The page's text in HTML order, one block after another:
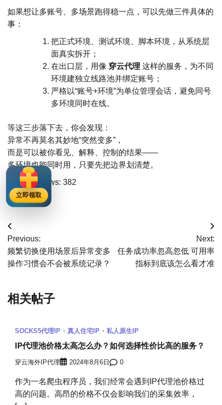
如果想让多账号、多场景跑得稳一点，可以先做三件具体的
事：
把正式环境、测试环境、脚本环境，从系统层
面真实拆开；
在出口层，用像 穿云代理 这样的服务，为不同
环境建独立线路池并绑定账号；
严格以“账号+环境”为单位管理会话，避免同号
多环境同时在线。
等这三步落下去，你会发现：
异常不再莫名其妙地“突然变多”，
而是可以被你看见、解释、控制的结果——
多环境也能同时用，只要先把边界划清楚。
Post Views: 382
文
章
导
Previous:
频繁切换使用场景后异常变多
操作习惯会不会被系统记录？
Next:
任务成功率忽高忽低 可用率
指标到底该怎么看才准
相关帖子
SOCKS5代理IP 真人住宅IP 私人原生IP
IP代理池价格太高怎么办？如何选择性价比高的服务？
穿云海外IP代理 2024年8月6日 0
作为一名爬虫程序员，我们经常会遇到IP代理池价格过
高的问题。高昂的价格不仅会影响我们的采集效率，
立即领取